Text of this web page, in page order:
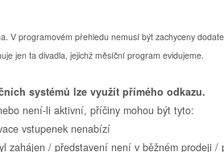
V programovém přehledu nemusí být zachyceny
jen ta divadla, jejichž měsíční program evidujeme.
systémů lze využít přímého odkazu.
není-li aktivní, příčiny mohou být tyto:
vstupenek nenabízí
zahájen / představení není v běžném prodeji /